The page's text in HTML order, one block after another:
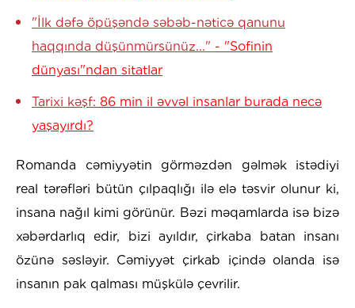
"İlk dəfə öpüşəndə səbəb-nəticə qanunu
haqqında düşünmürsünüz..." - "Sofinin
dünyası"ndan sitatlar
Tarixi kəşf: 86 min il əvvəl insanlar burada necə
yaşayırdı?
Romanda cəmiyyətin görməzdən gəlmək istədiyi
real tərəfləri bütün çılpaqlığı ilə elə təsvir olunur ki,
insana nağıl kimi görünür. Bəzi məqamlarda isə bizə
xəbərdarlıq edir, bizi ayıldır, çirkaba batan insanı
özünə səsləyir. Cəmiyyət çirkab içində olanda isə
insanın pak qalması müşkülə çevrilir.